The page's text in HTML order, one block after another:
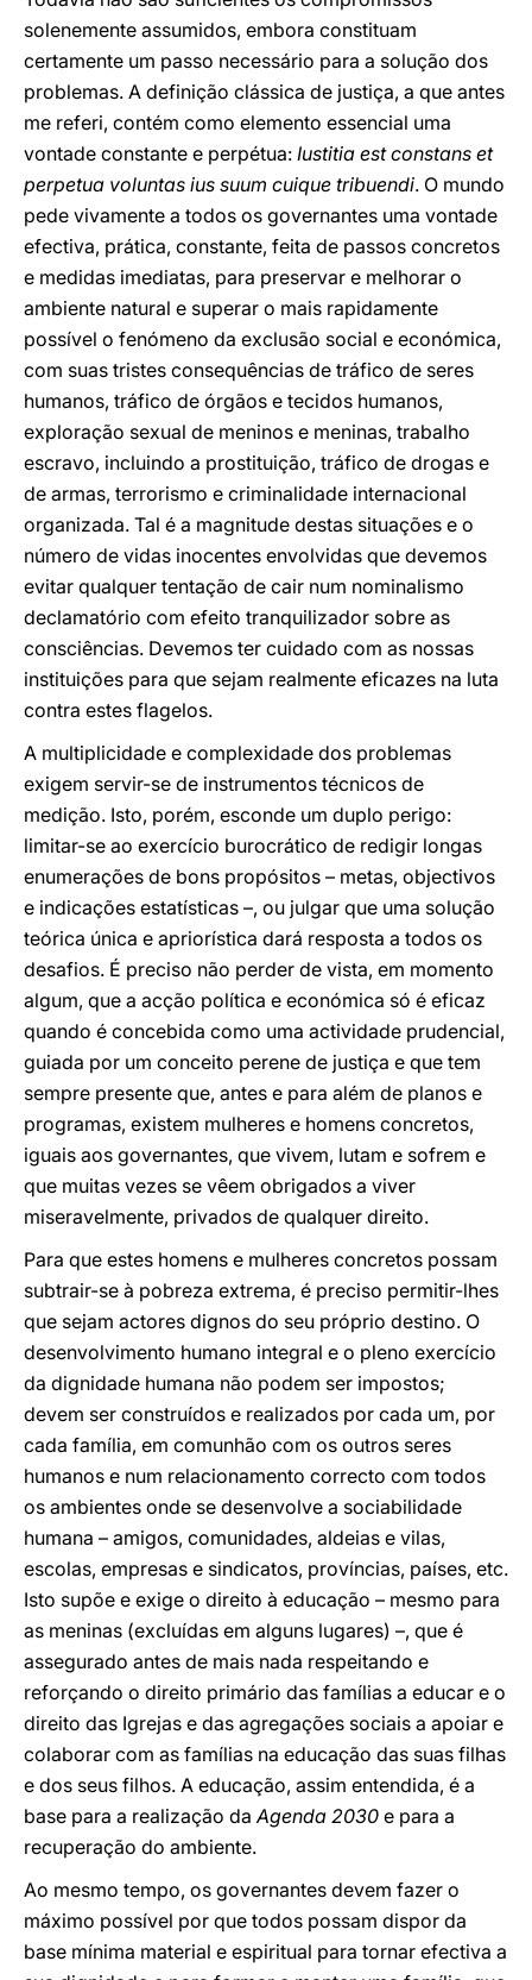
solenemente assumidos, embora constituam
certamente um passo necessário para a solução dos
problemas. A definição clássica de justiça, a que antes
me referi, contém como elemento essencial uma
vontade constante e perpétua: Iustitia est constans et
perpetua voluntas ius suum cuique tribuendi. O mundo
pede vivamente a todos os governantes uma vontade
efectiva, prática, constante, feita de passos concretos
e medidas imediatas, para preservar e melhorar o
ambiente natural e superar o mais rapidamente
possível o fenómeno da exclusão social e económica,
com suas tristes consequências de tráfico de seres
humanos, tráfico de órgãos e tecidos humanos,
exploração sexual de meninos e meninas, trabalho
escravo, incluindo a prostituição, tráfico de drogas e
de armas, terrorismo e criminalidade internacional
organizada. Tal é a magnitude destas situações e o
número de vidas inocentes envolvidas que devemos
evitar qualquer tentação de cair num nominalismo
declamatório com efeito tranquilizador sobre as
consciências. Devemos ter cuidado com as nossas
instituições para que sejam realmente eficazes na luta
contra estes flagelos.
A multiplicidade e complexidade dos problemas
exigem servir-se de instrumentos técnicos de
medição. Isto, porém, esconde um duplo perigo:
limitar-se ao exercício burocrático de redigir longas
enumerações de bons propósitos – metas, objectivos
e indicações estatísticas –, ou julgar que uma solução
teórica única e apriorística dará resposta a todos os
desafios. É preciso não perder de vista, em momento
algum, que a acção política e económica só é eficaz
quando é concebida como uma actividade prudencial,
guiada por um conceito perene de justiça e que tem
sempre presente que, antes e para além de planos e
programas, existem mulheres e homens concretos,
iguais aos governantes, que vivem, lutam e sofrem e
que muitas vezes se vêem obrigados a viver
miseravelmente, privados de qualquer direito.
Para que estes homens e mulheres concretos possam
subtrair-se à pobreza extrema, é preciso permitir-lhes
que sejam actores dignos do seu próprio destino. O
desenvolvimento humano integral e o pleno exercício
da dignidade humana não podem ser impostos;
devem ser construídos e realizados por cada um, por
cada família, em comunhão com os outros seres
humanos e num relacionamento correcto com todos
os ambientes onde se desenvolve a sociabilidade
humana – amigos, comunidades, aldeias e vilas,
escolas, empresas e sindicatos, províncias, países, etc.
Isto supõe e exige o direito à educação – mesmo para
as meninas (excluídas em alguns lugares) –, que é
assegurado antes de mais nada respeitando e
reforçando o direito primário das famílias a educar e o
direito das Igrejas e das agregações sociais a apoiar e
colaborar com as famílias na educação das suas filhas
e dos seus filhos. A educação, assim entendida, é a
base para a realização daAgenda 2030 e para a
recuperação do ambiente.
Ao mesmo tempo, os governantes devem fazer o
máximo possível por que todos possam dispor da
base mínima material e espiritual para tornar efectiva a